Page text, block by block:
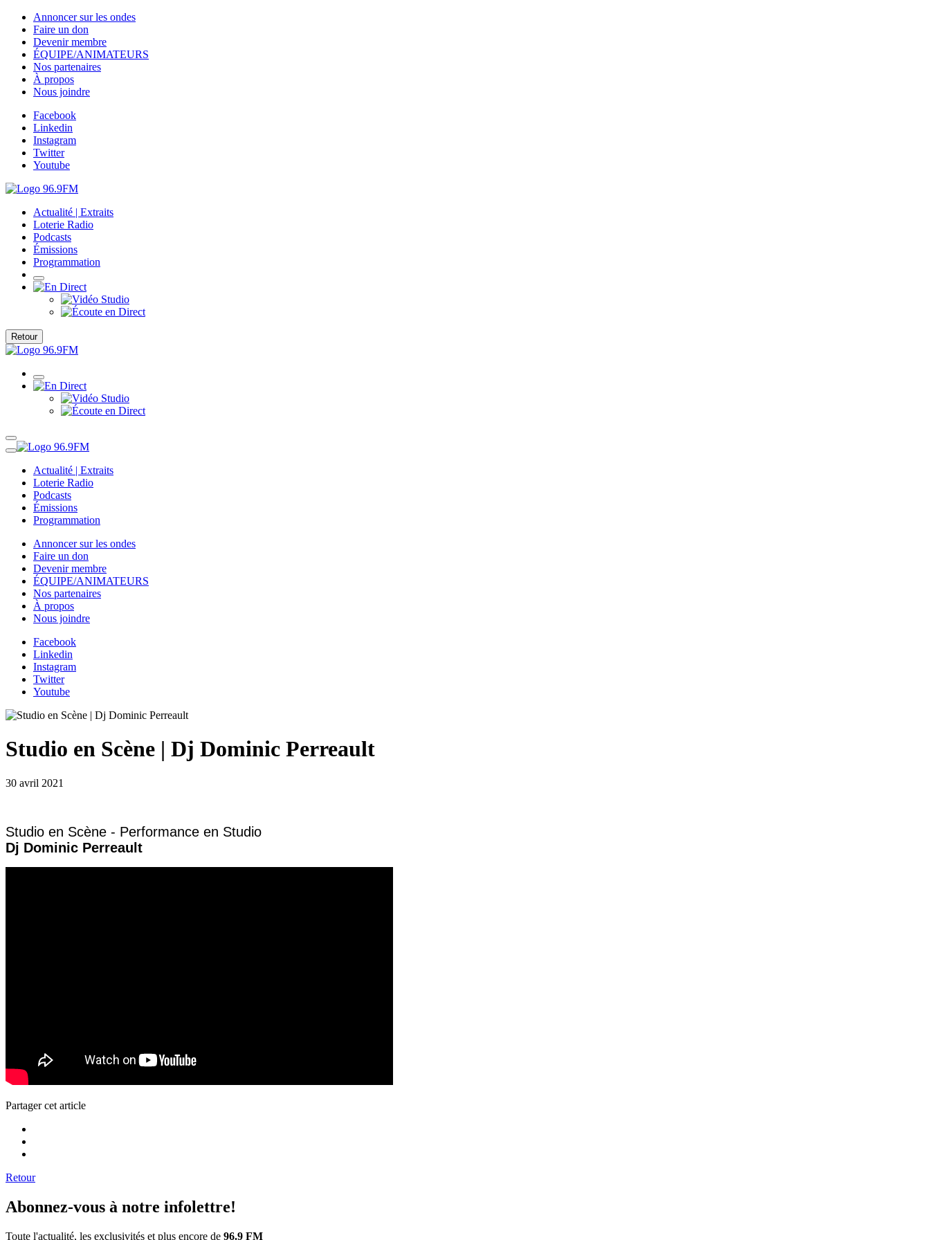
Annoncer sur les ondes
Faire un don
Devenir membre
ÉQUIPE/ANIMATEURS
Nos partenaires
À propos
Nous joindre
Facebook
Linkedin
Instagram
Twitter
Youtube
Actualité | Extraits
Loterie Radio
Podcasts
Émissions
Programmation
Retour
Actualité | Extraits
Loterie Radio
Podcasts
Émissions
Programmation
Annoncer sur les ondes
Faire un don
Devenir membre
ÉQUIPE/ANIMATEURS
Nos partenaires
À propos
Nous joindre
Facebook
Linkedin
Instagram
Twitter
Youtube
Studio en Scène | Dj Dominic Perreault
30 avril 2021
Studio en Scène - Performance en Studio
Dj Dominic Perreault
Partager cet article
Retour
Abonnez-vous à notre infolettre!
Toute l'actualité, les exclusivités et plus encore de 96.9 FM